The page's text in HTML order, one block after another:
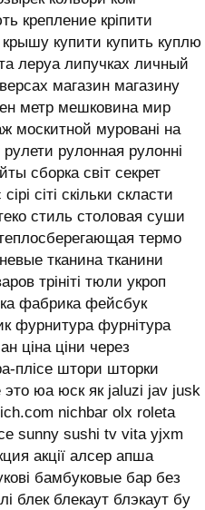
крепление кріпити
крышу купити купить куплю
леруа липучках личный
магазин магазину
метр мешковина мир
москитной муровані на
рулонная рулонні
сборка світ секрет
сіті скільки скласти
стиль столовая суши
термо
тканина тканини
трініті тюли укроп
фабрика фейсбук
фурнитура фурнітура
ціна ціни через
плісе штори шторки
юа юск як jaluzi jav jusk
nichbar olx roleta
sunny sushi tv vita yjxm
акції алсер апша
бамбуковые бар без
блек блекаут блэкаут бу